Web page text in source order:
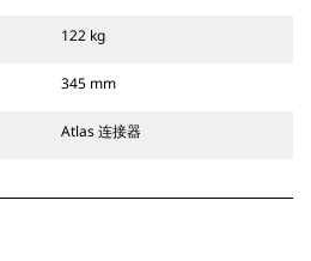
122 kg
345 mm
Atlas 连接器